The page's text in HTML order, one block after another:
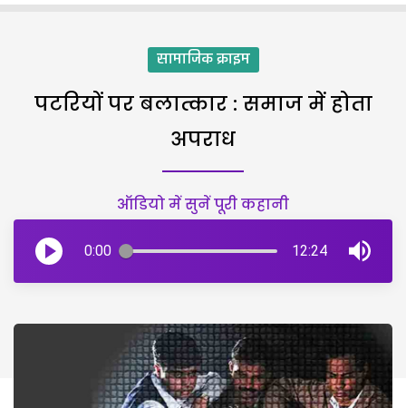
सामाजिक क्राइम
पटरियों पर बलात्कार : समाज में होता
अपराध
ऑडियो में सुनें पूरी कहानी
0:00 12:24